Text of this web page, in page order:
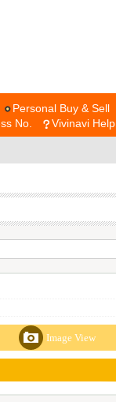
Personal Buy & Sell
No. Vivinavi Help
Image View